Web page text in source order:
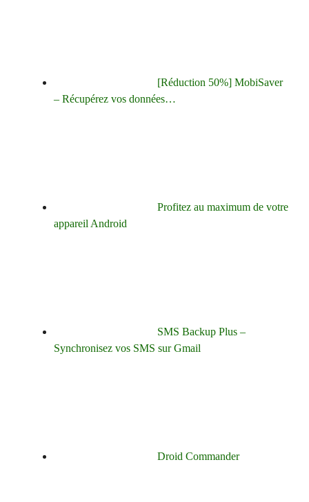
[Réduction 50%] MobiSaver
– Récupérez vos données…
Profitez au maximum de votre
appareil Android
SMS Backup Plus –
Synchronisez vos SMS sur Gmail
Droid Commander